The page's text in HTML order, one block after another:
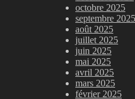
octobre 2025
septembre 2025
août 2025
juillet 2025
juin 2025
mai 2025
avril 2025
mars 2025
février 2025